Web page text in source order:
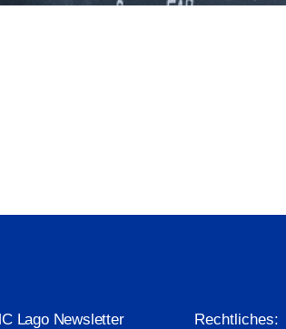
Lago Newsletter
Rechtliches: